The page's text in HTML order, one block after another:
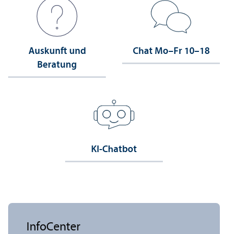
Auskunft und
Beratung
Chat Mo–Fr 10–18
KI-Chatbot
InfoCenter